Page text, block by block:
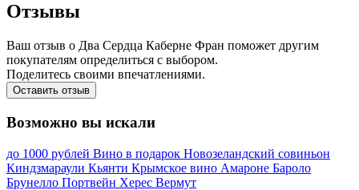
Отзывы
Ваш отзыв о Два Сердца Каберне Фран поможет другим
покупателям определиться с выбором.
Поделитесь своими впечатлениями.
Оставить отзыв
Возможно вы искали
до 1000 рублей Вино в подарок Новозеландский совиньон
Киндзмараули Кьянти Крымское вино Амароне Бароло
Брунелло Портвейн Херес Вермут